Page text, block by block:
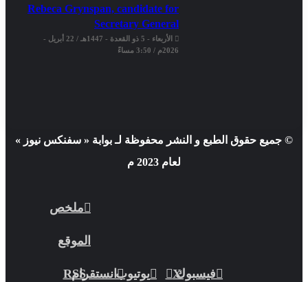
Rebeca Grynspan, candidate for
Secretary General
الأربعاء - 5 ذو القعدة - 1447هـ / 22 أبريل -
2026م / 3:50 مساءً
© جميع حقوق الطبع و النشر محفوظة لـ بوابة « سفنكس نيوز »
لعام 2023 م
فيسبوك
X يوتيوبانستقرام
ملخص
الموقع
RSS